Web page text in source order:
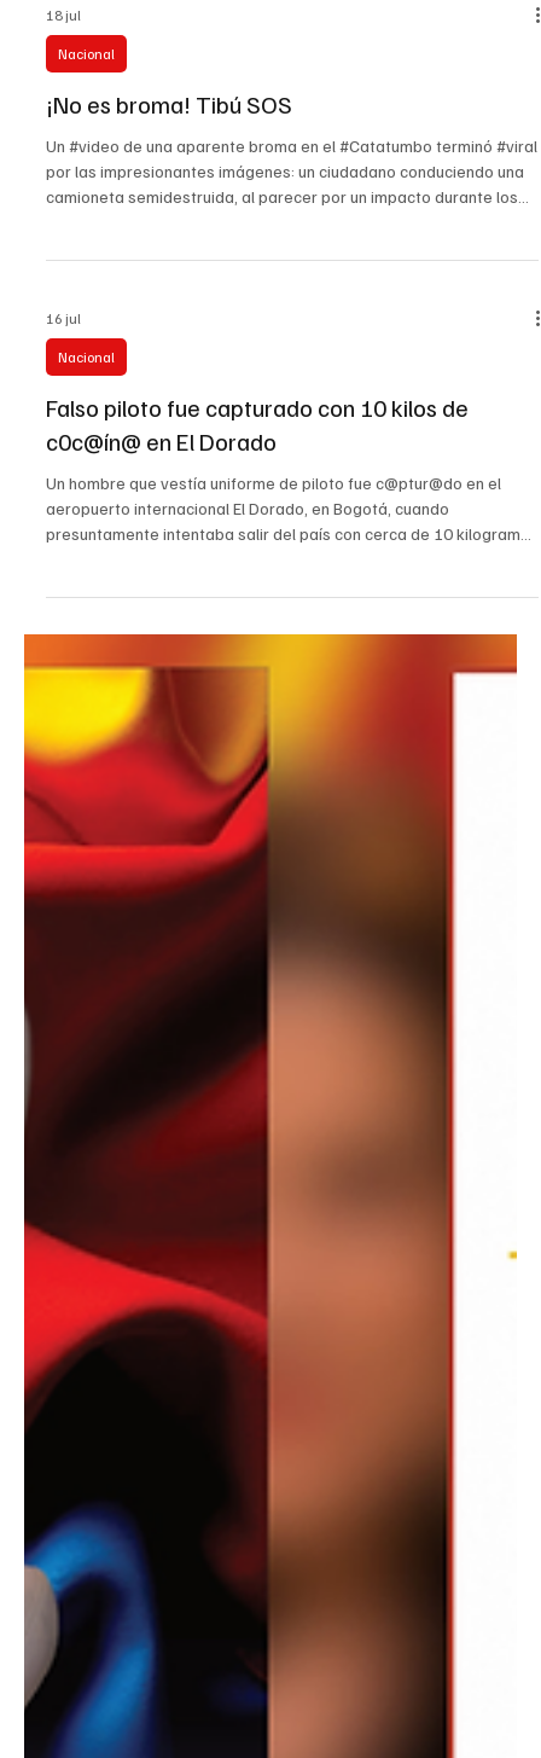
18 jul
Nacional
camioneta semidestruida, al parecer por un impacto durante los
últimos @taques con expl0s1v0s cerca del municipio de Tibú. En
tono de burla, el hombre con su vehículo impactado asegura que
en Tibú ¡todo anda bien! El estado del carro y el humor del
catatumbo impactaron las redes sociales. #ustedqueopina
#tvcucuta #tibu #almaltiempobuenacara #Impactante
16 jul
Nacional
Falso piloto fue capturado con 10 kilos de
aeropuerto internacional El Dorado, en Bogotá, cuando
de coc@ín@ adheridos a su cuerpo. El procedimiento fue realizado
por uniformados de la Policía Antinarcóticos, quienes detectaron
irregularidades durante los controles de seguridad y descubrieron
el cargamento oculto debajo de la vestimenta. El capturado quedó
a disposición de las autoridades co